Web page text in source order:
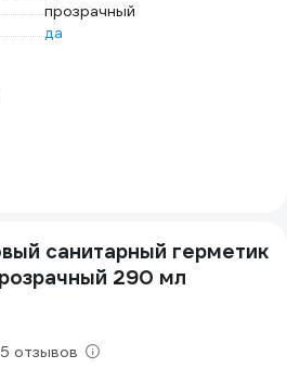
прозрачный
да
санитарный герметик
290 мл
отзывов